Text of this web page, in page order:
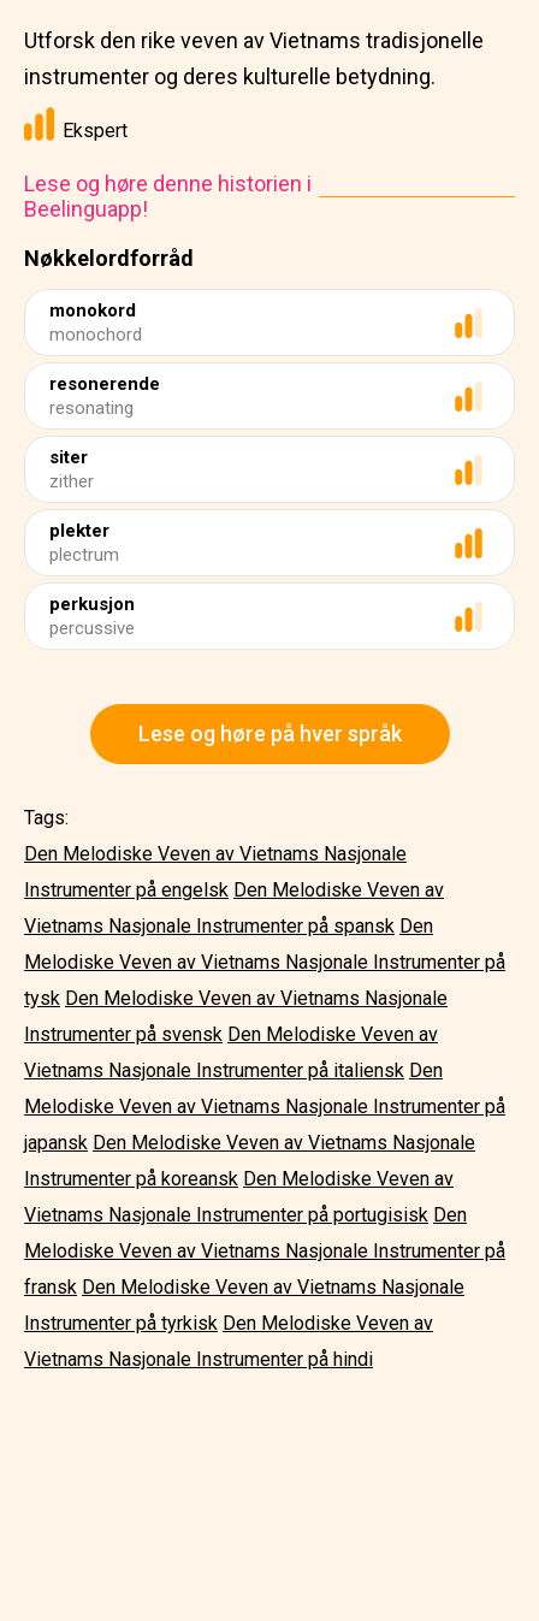
Nøkkelordforråd
monokord
monochord
resonerende
resonating
siter
zither
plekter
plectrum
perkusjon
percussive
Utforsk den rike veven av Vietnams tradisjonelle
instrumenter og deres kulturelle betydning.
Ekspert
Lese og høre denne historien i
Beelinguapp!
Lese og høre på hver språk
Tags:
Den Melodiske Veven av Vietnams Nasjonale
Instrumenter på engelsk Den Melodiske Veven av
Vietnams Nasjonale Instrumenter på spansk Den
Melodiske Veven av Vietnams Nasjonale Instrumenter på
tysk Den Melodiske Veven av Vietnams Nasjonale
Instrumenter på svensk Den Melodiske Veven av
Vietnams Nasjonale Instrumenter på italiensk Den
Melodiske Veven av Vietnams Nasjonale Instrumenter på
japansk Den Melodiske Veven av Vietnams Nasjonale
Instrumenter på koreansk Den Melodiske Veven av
Vietnams Nasjonale Instrumenter på portugisisk Den
Melodiske Veven av Vietnams Nasjonale Instrumenter på
fransk Den Melodiske Veven av Vietnams Nasjonale
Instrumenter på tyrkisk Den Melodiske Veven av
Vietnams Nasjonale Instrumenter på hindi